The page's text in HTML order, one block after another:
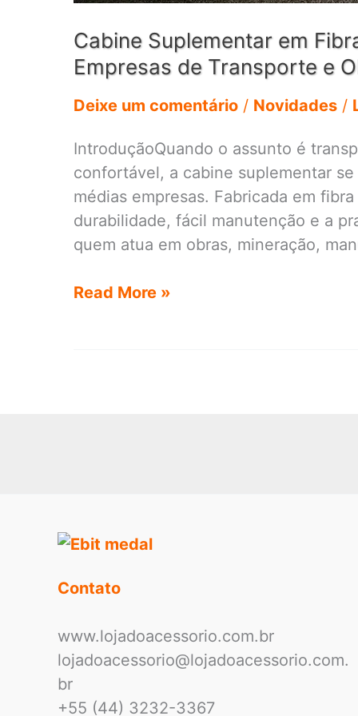
Cabine Suplementar em
Empresas de Transporte e
Deixe um comentário / Novidades /
IntroduçãoQuando o assunto é
confortável, a cabine suplementar
médias empresas. Fabricada em
durabilidade, fácil manutenção e a
quem atua em obras, mineração,
Cabine
de
Transporte
Obras
Read More »
Contato
www.lojadoacessorio.com.br
lojadoacessorio@lojadoacessorio.com.
br
+55 (44) 3232-3367